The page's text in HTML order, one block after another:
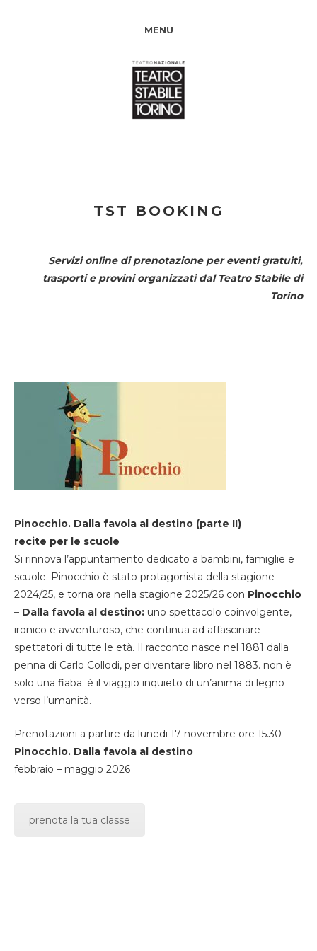
MENU
TST BOOKING
Servizi online di prenotazione per eventi gratuiti,
trasporti e provini organizzati dal Teatro Stabile di
Torino
Pinocchio. Dalla favola al destino (parte II)
recite per le scuole
Si rinnova l’appuntamento dedicato a bambini, famiglie e
scuole. Pinocchio è stato protagonista della stagione
2024/25, e torna ora nella stagione 2025/26 con Pinocchio
– Dalla favola al destino: uno spettacolo coinvolgente,
ironico e avventuroso, che continua ad affascinare
spettatori di tutte le età. Il racconto nasce nel 1881 dalla
penna di Carlo Collodi, per diventare libro nel 1883. non è
solo una fiaba: è il viaggio inquieto di un’anima di legno
verso l’umanità.
Prenotazioni a partire da lunedi 17 novembre ore 15.30
Pinocchio. Dalla favola al destino
febbraio – maggio 2026
prenota la tua classe